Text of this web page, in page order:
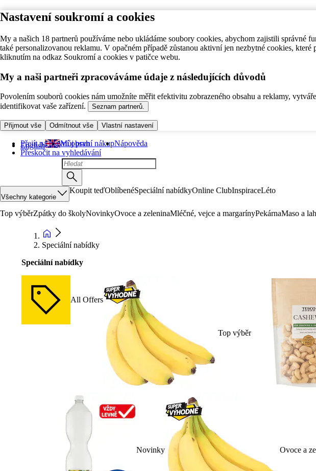
Nastavení soukromí a cookies
My a našich 18 partnerů používáme nebo ukládáme soubory cookies, abychom zajistili
také personalizovanou reklamu. V opačném případě zůstanou aktivní jen nezbytné cookies,
kliknutím na odkaz Soukromí a cookies v patičce webu.
My a naši partneři zpracováváme údaje z následujících důvodů
Povolením souborů cookies nám umožníte měřit efektivitu zobrazeného obsahu a reklamy,
identifikovat vaše zařízení.
Seznam partnerů.
Přijmout vše Odmítnout vše Vlastní nastavení
Přejít na hlavní obsah
Přeskočit na vyhledávání
English Můj první nákupNápověda
Všechny kategorie
Koupit teďOblíbenéSpeciální nabídkyOnline ClubInspiraceLéto
Top výběrZpátky do školyNovinkyOvoce a zeleninaMléčné, vejce a margarínyPekárnaMaso a
Speciální nabídky
Speciální nabídky
All Offers
Top výběr
Novinky Ovoce a